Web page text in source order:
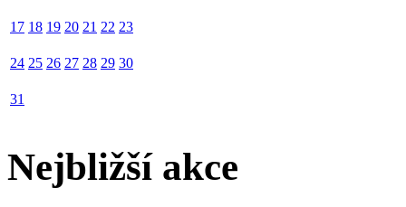
17 18 19 20 21 22 23
24 25 26 27 28 29 30
31
Nejbližší akce